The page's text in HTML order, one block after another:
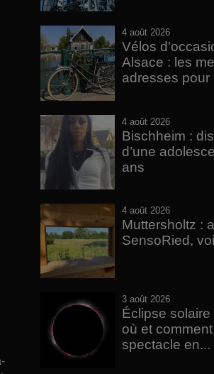
4 août 2026
Vélos
Alsace : les
adresses pour
4 août 2026
Bischheim :
d’une
ans
4 août 2026
Muttersholtz :
SensoRied,
3 août 2026
Éclipse solaire
où et
spectacle en...